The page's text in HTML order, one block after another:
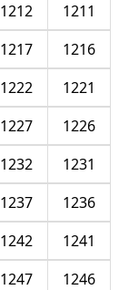
1211
1212
1216
1217
1221
1222
1226
1227
1231
1232
1236
1237
1241
1242
1246
1247